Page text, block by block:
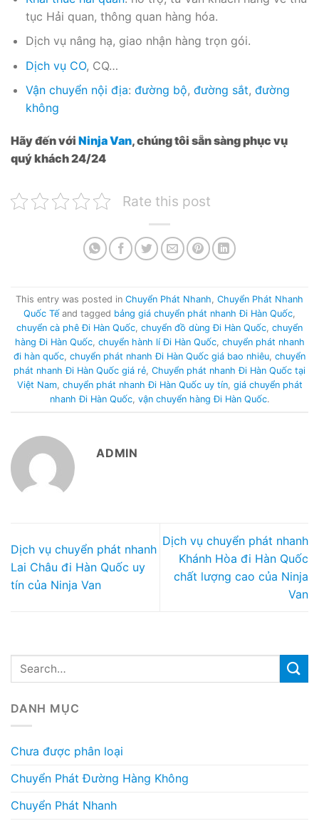
tục Hải quan, thông quan hàng hóa.
Dịch vụ nâng hạ, giao nhận hàng trọn gói.
Dịch vụ CO, CQ…
Vận chuyển nội địa: đường bộ, đường sắt, đường
không
Hãy đến với Ninja Van, chúng tôi sẵn sàng phục vụ
quý khách 24/24
Rate this post
This entry was posted in Chuyển Phát Nhanh Chuyển Phát Nhanh
Quốc Tếand tagged bảng giá chuyển phát nhanh Đi Hàn Quốc
chuyển cà phê Đi Hàn Quốc chuyển đồ dùng Đi Hàn Quốc chuyển
hàng Đi Hàn Quốc, chuyển hành lí Đi Hàn Quốc, chuyển phát nhanh
đi hàn quốc chuyển phát nhanh Đi Hàn Quốc giá bao nhiêu chuyển
phát nhanh Đi Hàn Quốc giá rẻ Chuyển phát nhanh Đi Hàn Quốc tại
Việt Nam, chuyển phát nhanh Đi Hàn Quốc uy tín, giá chuyển phát
nhanh Đi Hàn Quốc, vận chuyển hàng Đi Hàn Quốc.
ADMIN
Dịch vụ chuyển phát nhanh
Lai Châu đi Hàn Quốc uy
tín của Ninja Van
Dịch vụ chuyển phát nhanh
Khánh Hòa đi Hàn Quốc
chất lượng cao của Ninja
Van
DANH MỤC
Chưa được phân loại
Chuyển Phát Đường Hàng Không
Chuyển Phát Nhanh